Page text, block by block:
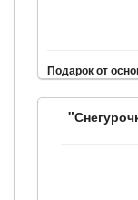
Подарок от